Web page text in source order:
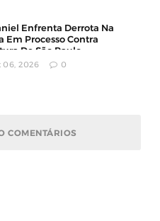
Enfrenta Derrota Na
Em Processo Contra
De São Paulo
06, 2026 0
COMENTÁRIOS